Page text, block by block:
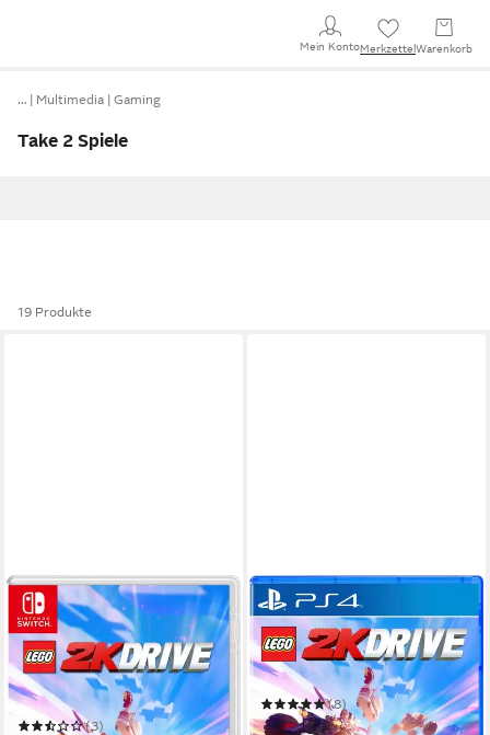
Mein KontoMerkzettel Warenkorb
… Multimedia Gaming
Take 2 Spiele
19 Produkte
TAKE 2
Lego 2K Drive - Code in the
Box
Nintendo Switch Plattform
ab 6 Jahren USK-Freigabe
2K Games
Publisher
(3)
TAKE 2
Lego 2K Drive (USK)
PlayStation 4 Plattform
ab 6 Jahren USK-Freigabe
2K Games
Publisher
(8)
ab 9,89 € UVP29,99 €